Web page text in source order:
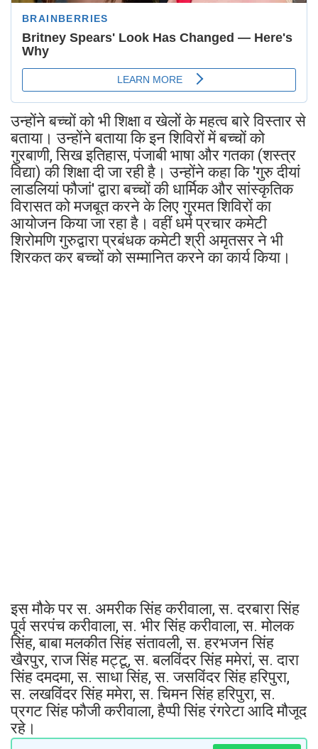
उन्होंने बच्चों को भी शिक्षा व खेलों के महत्व बारे विस्तार से
बताया। उन्होंने बताया कि इन शिविरों में बच्चों को
गुरबाणी, सिख इतिहास, पंजाबी भाषा और गतका (शस्त्र
विद्या) की शिक्षा दी जा रही है। उन्होंने कहा कि 'गुरु दीयां
लाडलियां फौजां' द्वारा बच्चों की धार्मिक और सांस्कृतिक
विरासत को मजबूत करने के लिए गुरमत शिविरों का
आयोजन किया जा रहा है। वहीं धर्म प्रचार कमेटी
शिरोमणि गुरुद्वारा प्रबंधक कमेटी श्री अमृतसर ने भी
शिरकत कर बच्चों को सम्मानित करने का कार्य किया।
इस मौके पर स. अमरीक सिंह करीवाला, स. दरबारा सिंह
पूर्व सरपंच करीवाला, स. भीर सिंह करीवाला, स. मोलक
सिंह, बाबा मलकीत सिंह संतावली, स. हरभजन सिंह
खैरपुर, राज सिंह मट्टू, स. बलविंदर सिंह ममेरां, स. दारा
सिंह दमदमा, स. साधा सिंह, स. जसविंदर सिंह हरिपुरा,
स. लखविंदर सिंह ममेरा, स. चिमन सिंह हरिपुरा, स.
प्रगट सिंह फौजी करीवाला, हैप्पी सिंह रंगरेटा आदि मौजूद
रहे।